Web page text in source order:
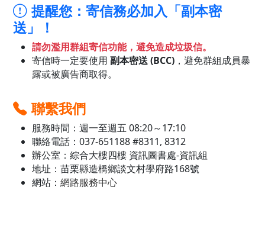
提醒您：寄信務必加入「副本密
送」！
請勿濫用群組寄信功能，避免造成垃圾信。
寄信時一定要使用 副本密送 (BCC) ，避免群組成員暴
露或被廣告商取得。
聯繫我們
服務時間：週一至週五 08:20～17:10
聯絡電話：037-651188 #8311, 8312
辦公室：綜合大樓四樓 資訊圖書處-資訊組
地址：苗栗縣造橋鄉談文村學府路168號
網站： 網路服務中心